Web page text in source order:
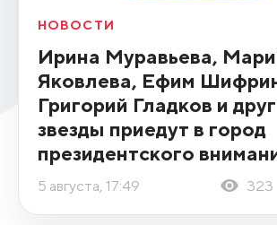
НОВОСТИ
Ирина Муравьева,
Яковлева, Ефим
Григорий Гладков и
звезды приедут в город
президентского
5 августа, 17:49 323